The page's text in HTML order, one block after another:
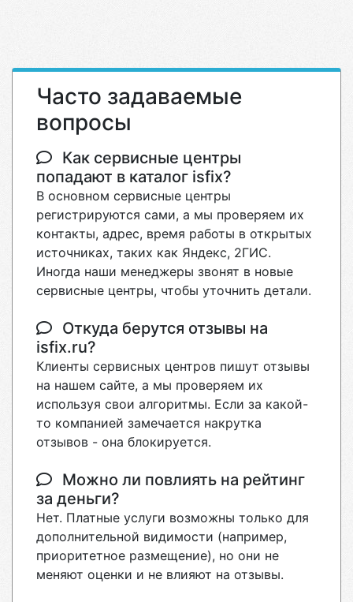
Часто задаваемые
вопросы
Как сервисные центры
попадают в каталог isfix?
В основном сервисные центры
регистрируются сами, а мы проверяем их
контакты, адрес, время работы в открытых
источниках, таких как Яндекс, 2ГИС.
Иногда наши менеджеры звонят в новые
сервисные центры, чтобы уточнить детали.
Откуда берутся отзывы на
isfix.ru?
Клиенты сервисных центров пишут отзывы
на нашем сайте, а мы проверяем их
используя свои алгоритмы. Если за какой-
то компанией замечается накрутка
отзывов - она блокируется.
Можно ли повлиять на рейтинг
за деньги?
Нет. Платные услуги возможны только для
дополнительной видимости (например,
приоритетное размещение), но они не
меняют оценки и не влияют на отзывы.